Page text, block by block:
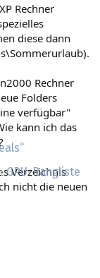
GPU-Rangliste
Rechner
diese dann
Rechner
Folders
verfügbar"
kann ich das
Verzeichnis
nicht die neuen